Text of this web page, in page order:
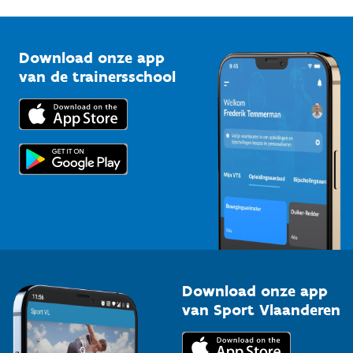
Bedrijven
Trainers en begeleiders
Topsporters
Vlaamse Trainersschool
Kennisplatform
Downloads
Voor de pers
Download onze app
van de trainersschool
Download onze app
van Sport Vlaanderen